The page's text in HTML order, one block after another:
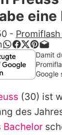
Themen auf
App
Team
-
Damit
Google
(30) ist
des
Bachelor